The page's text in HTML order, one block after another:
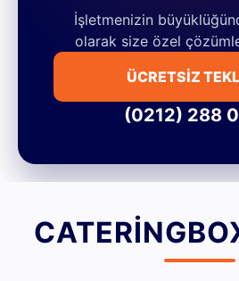
İşletmenizin
olarak size özel
ÜCRETSİZ
(0212) 288